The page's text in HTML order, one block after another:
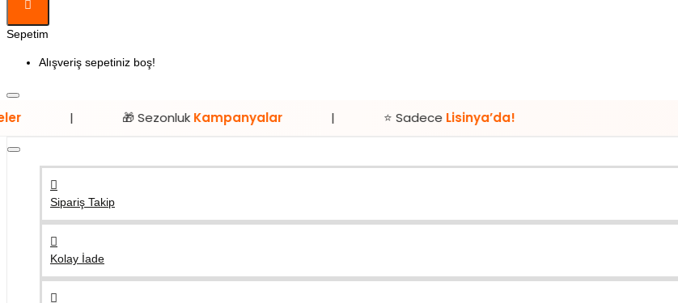
Sepetim
Alışveriş sepetiniz boş!
🎁 Sezonluk Kampanyalar | ⭐ Sadece Lisinya’da!
Sipariş Takip
Kolay İade